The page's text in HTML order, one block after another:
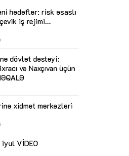
hədəflər: risk əsaslı
iş rejimi...
dövlət dəstəyi:
və Naxçıvan üçün
xidmət mərkəzləri
iyul VİDEO